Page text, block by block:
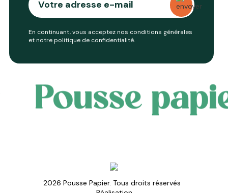
En continuant, vous acceptez nos conditions générales
et notrepolitique de confidentialité.
2026 Pousse Papier. Tous droits réservés